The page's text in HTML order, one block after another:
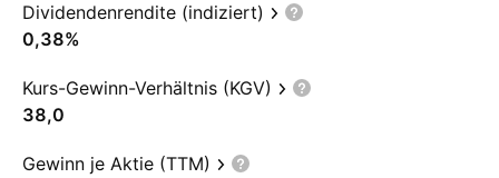
Dividendenrendite (indiziert)
0,38%
Kurs-Gewinn-Verhältnis (KGV)
38,0
Gewinn je Aktie (TTM)